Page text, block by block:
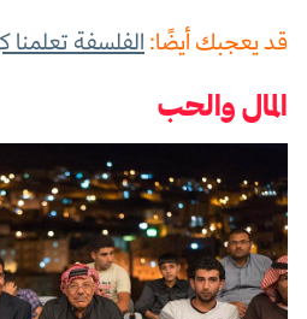
قد يعجبك أيضًا:الفلسفة تعلمنا
المال والحب